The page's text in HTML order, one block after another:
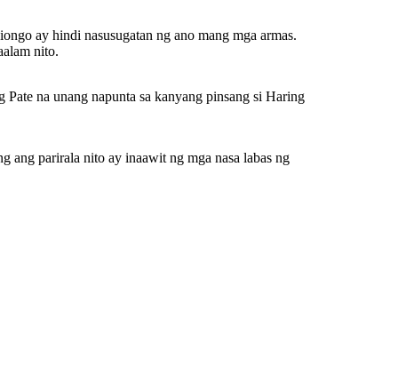
ay hindi nasusugatan ng ano mang mga armas.
nito.
na unang napunta sa kanyang pinsang si Haring
parirala nito ay inaawit ng mga nasa labas ng